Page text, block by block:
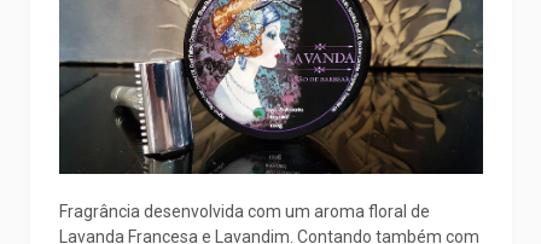
Fragrância desenvolvida com um aroma floral de
Lavanda Francesa e Lavandim. Contando também com